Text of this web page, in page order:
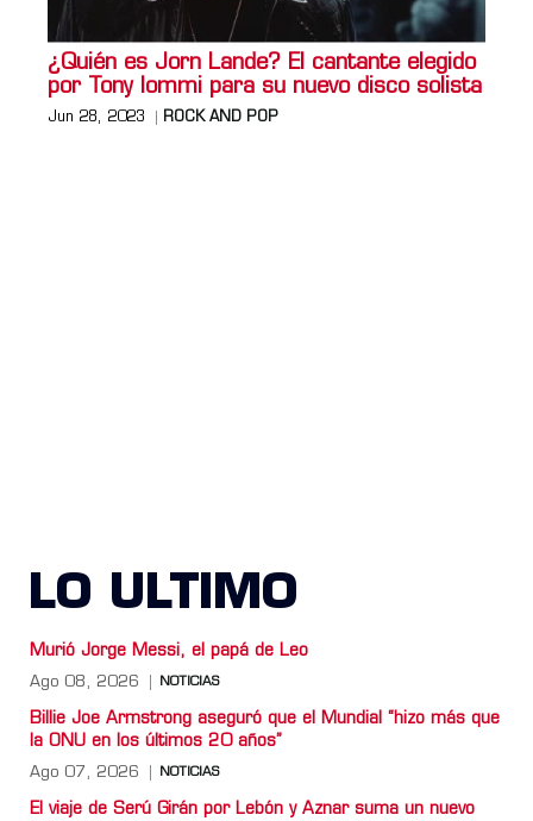
¿Quién es Jorn Lande? El cantante elegido
por Tony Iommi para su nuevo disco solista
Jun 28, 2023 ROCK AND POP
LO ULTIMO
Murió Jorge Messi, el papá de Leo
Ago 08, 2026 NOTICIAS
Billie Joe Armstrong aseguró que el Mundial “hizo más que
la ONU en los últimos 20 años”
Ago 07, 2026 NOTICIAS
El viaje de Serú Girán por Lebón y Aznar suma un nuevo